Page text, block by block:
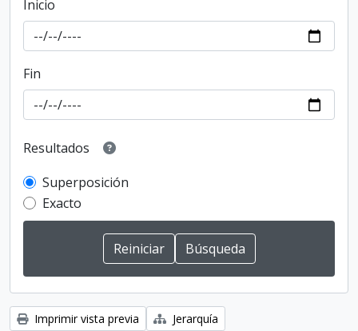
Inicio
Fin
Resultados
Superposición
Exacto
Imprimir vista previa
Jerarquía